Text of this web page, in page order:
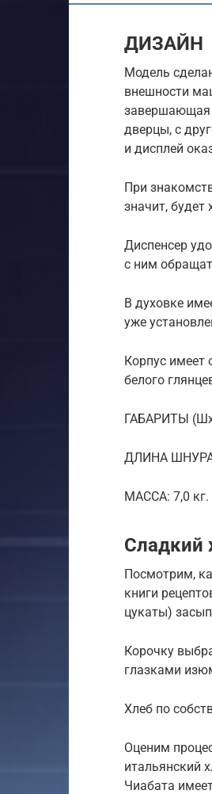
ДИЗАЙН
Модель
внешности
завершающая
дверцы, с
и дисплей
При
значит,
Диспенсер
с ним
В духовке
уже
Корпус имеет
белого
ГАБАРИТЫ
ДЛИНА
МАССА: 7,0 кг.
Сладкий
Посмотрим,
книги
цукаты)
Корочку
глазками
Хлеб по
Оценим
итальянский
Чиабата